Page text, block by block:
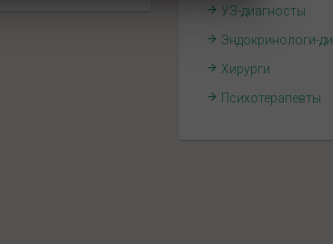
УЗ-диагносты
Эндокринологи-
Хирурги
Психотерапевты